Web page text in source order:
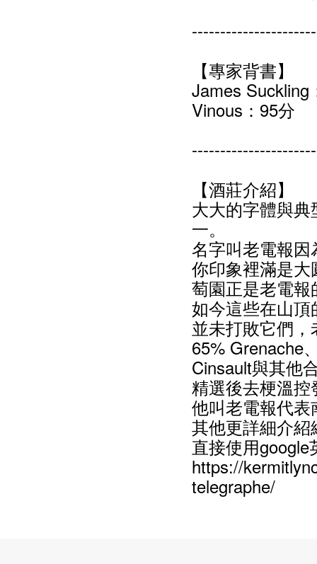
【專家背書】
James Suckling
Vinous：95分
【酒莊介紹】
大大的字體與
一。
名字叫老電報
你印象裡滿是
萄園正是老電報
如今這些在山
並未打敗它們
65% Grenache
Cinsault與其他
精選後去梗溫控
他叫老電報代表
其他更詳細介
直接使用
https://
telegraphe/